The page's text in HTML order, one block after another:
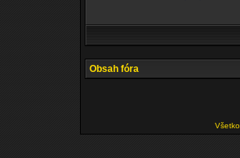
Obsah fóra